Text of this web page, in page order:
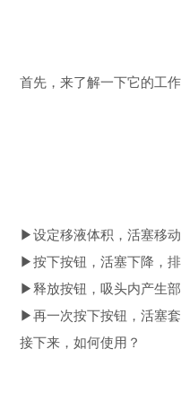
首先，来了解一下它的工作
▶设定移液体积，活塞移动
▶按下按钮，活塞下降，
▶释放按钮，吸头内产生
▶再一次按下按钮，活塞
接下来，如何使用？